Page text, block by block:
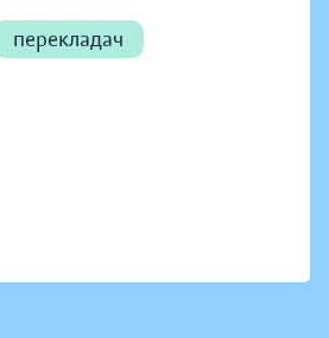
перекладач